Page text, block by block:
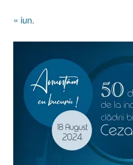
« iun.